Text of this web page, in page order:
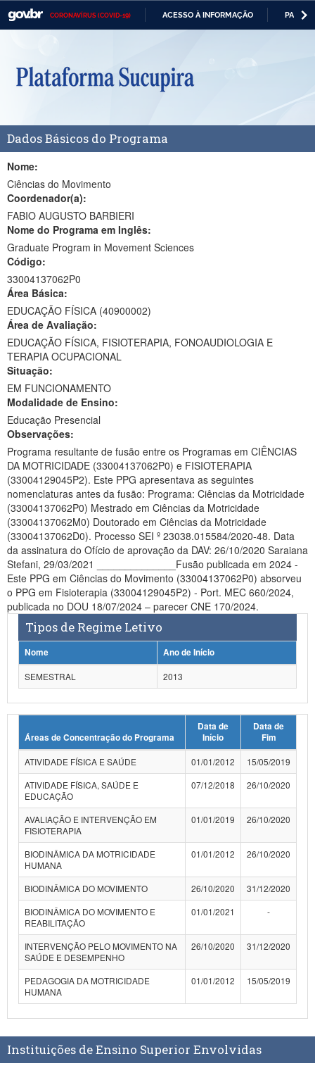
CORONAVÍRUS (COVID-19) ACESSO À INFORMAÇÃO
Casa Civil
Ministério da Defesa
Ministério da Economia
Ministério da Infraestrutura
Ministério da Educação
Ministério da Cidadania
Ministério da Saúde
Ministério de Minas e Energia
Ministério da Ciência, Tecnologia, Inovações e Comunicações
Ministério do Meio Ambiente
Ministério do Turismo
Ministério do Desenvolvimento Regional
Ministério da Mulher, da Família e dos Direitos Humanos
Secretaria de Governo
Gabinete de Segurança Institucional
Banco Central do Brasil
Planalto
Dados Básicos do Programa
Nome:
Ciências do Movimento
Coordenador(a):
FABIO AUGUSTO BARBIERI
Nome do Programa em Inglês:
Graduate Program in Movement Sciences
Código:
33004137062P0
Área Básica:
EDUCAÇÃO FÍSICA (40900002)
Área de Avaliação:
EDUCAÇÃO FÍSICA, FISIOTERAPIA, FONOAUDIOLOGIA E
TERAPIA OCUPACIONAL
Situação:
EM FUNCIONAMENTO
Modalidade de Ensino:
Educação Presencial
Observações:
Programa resultante de fusão entre os Programas em CIÊNCIAS
DA MOTRICIDADE (33004137062P0) e FISIOTERAPIA
(33004129045P2). Este PPG apresentava as seguintes
nomenclaturas antes da fusão: Programa: Ciências da Motricidade
(33004137062P0) Mestrado em Ciências da Motricidade
(33004137062M0) Doutorado em Ciências da Motricidade
(33004137062D0). Processo SEI º 23038.015584/2020-48. Data
da assinatura do Ofício de aprovação da DAV: 26/10/2020 Saraiana
Stefani, 29/03/2021 ______________Fusão publicada em 2024 -
Este PPG em Ciências do Movimento (33004137062P0) absorveu
o PPG em Fisioterapia (33004129045P2) - Port. MEC 660/2024,
publicada no DOU 18/07/2024 – parecer CNE 170/2024.
Tipos de Regime Letivo
Nome
Ano de Início
SEMESTRAL
2013
Áreas de Concentração do Programa
Data de
Início
Data de
Fim
ATIVIDADE FÍSICA E SAÚDE
01/01/2012
15/05/2019
ATIVIDADE FÍSICA, SAÚDE E
EDUCAÇÃO
07/12/2018 26/10/2020
AVALIAÇÃO E INTERVENÇÃO EM
FISIOTERAPIA
01/01/2019 26/10/2020
BIODINÂMICA DA MOTRICIDADE
HUMANA
01/01/2012 26/10/2020
BIODINÂMICA DO MOVIMENTO 26/10/2020
31/12/2020
BIODINÂMICA DO MOVIMENTO E
REABILITAÇÃO
01/01/2021 -
INTERVENÇÃO PELO MOVIMENTO NA
SAÚDE E DESEMPENHO
26/10/2020 31/12/2020
PEDAGOGIA DA MOTRICIDADE
HUMANA
01/01/2012 15/05/2019
Instituições de Ensino Superior Envolvidas